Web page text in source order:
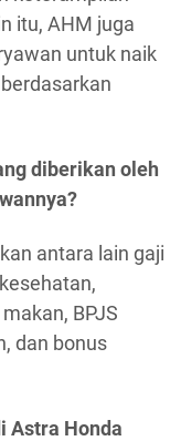
itu, AHM juga
untuk naik
diberikan oleh
antara lain gaji
BPJS
dan bonus
Astra Honda